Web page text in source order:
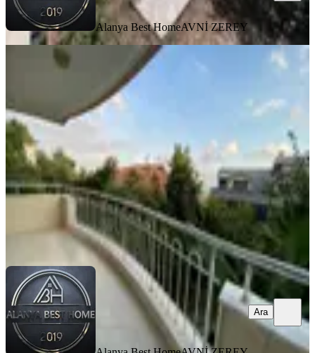
Alanya Best HomeAVNİ ZEREY
Hasbahçe'de 2+1 Ayrı Mutfaklı 110
M2 Etrafı Açık Ferah Boş Daire
Alanya, Küçükhasbahçe Mahallesi
25.000 ₺
Alanya Best Home AVNİ ZEREY
Ara